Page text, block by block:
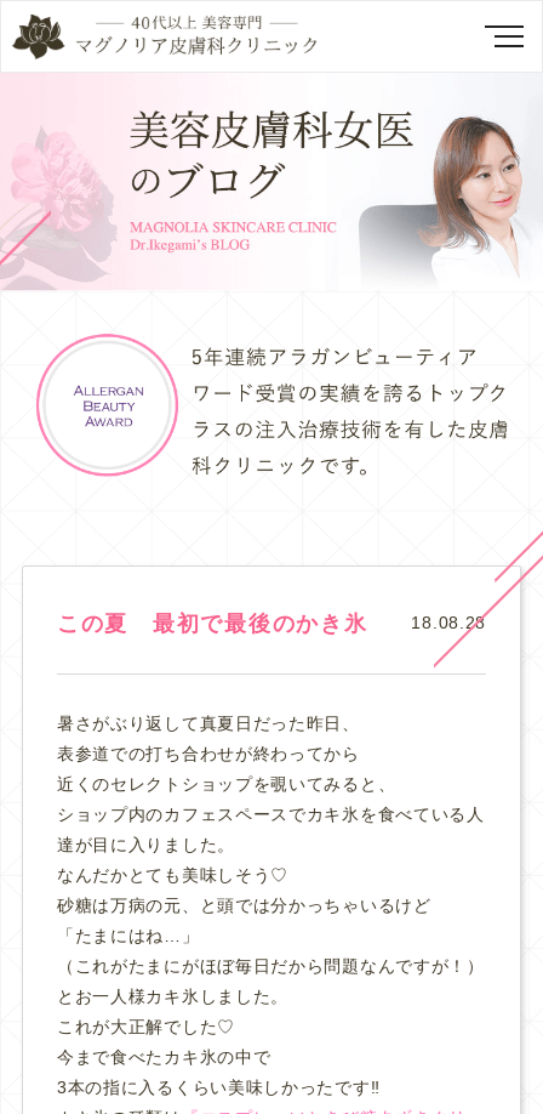
この夏 最初で最後のかき氷 18.08.28
暑さがぶり返して真夏日だった昨日、
表参道での打ち合わせが終わってから
近くのセレクトショップを覗いてみると、
ショップ内のカフェスペースでカキ氷を食べている人
達が目に入りました。
なんだかとても美味しそう♡
砂糖は万病の元、と頭では分かっちゃいるけど
「たまにはね…」
（これがたまにがほぼ毎日だから問題なんですが！）
とお一人様カキ氷しました。
これが大正解でした♡
今まで食べたカキ氷の中で
3本の指に入るくらい美味しかったです‼️